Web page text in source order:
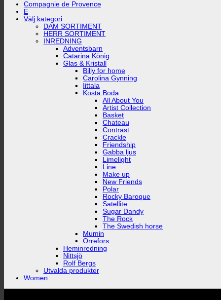
Compagnie de Provence
E
Välj kategori
DAM SORTIMENT
HERR SORTIMENT
INREDNING
Adventsbarn
Catarina König
Glas & Kristall
Billy for home
Carolina Gynning
Iittala
Kosta Boda
All About You
Artist Collection
Basket
Chateau
Contrast
Crackle
Friendship
Gabba ljus
Limelight
Line
Make up
New Friends
Polar
Rocky Baroque
Satellite
Sugar Dandy
The Rock
The Swedish horse
Mumin
Orrefors
Heminredning
Nittsjö
Rolf Bergs
Utvalda produkter
Women